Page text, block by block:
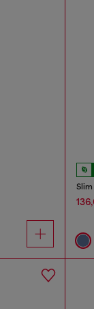
Slim